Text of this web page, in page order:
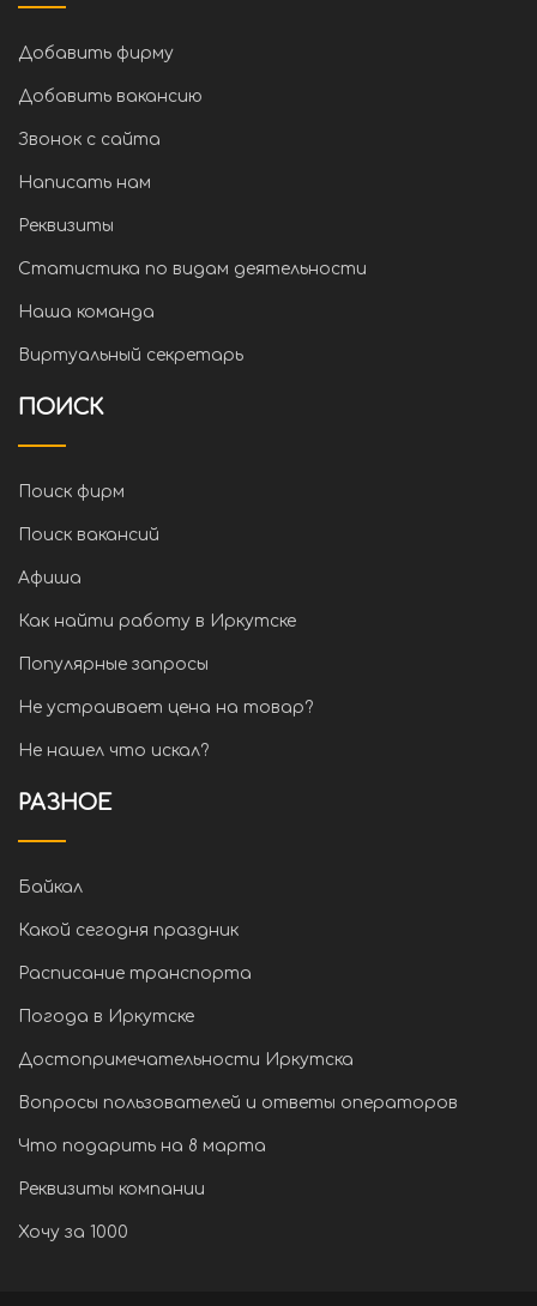
Добавить фирму
Добавить вакансию
Звонок с сайта
Написать нам
Реквизиты
Статистика по видам деятельности
Наша команда
Виртуальный секретарь
ПОИСК
Поиск фирм
Поиск вакансий
Афиша
Как найти работу в Иркутске
Популярные запросы
Не устраивает цена на товар?
Не нашел что искал?
РАЗНОЕ
Байкал
Какой сегодня праздник
Расписание транспорта
Погода в Иркутске
Достопримечательности Иркутска
Вопросы пользователей и ответы операторов
Что подарить на 8 марта
Реквизиты компании
Хочу за 1000